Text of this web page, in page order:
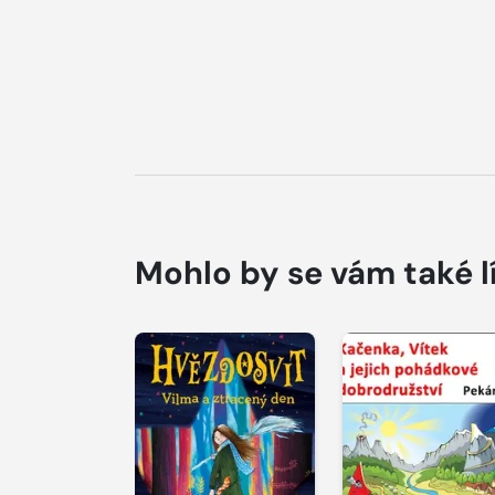
Mohlo by se vám také